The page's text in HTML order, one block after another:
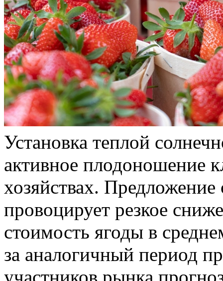
Установка теплой
активное плодоношение
хозяйствах. Предложение
провоцирует резкое
стоимость ягоды в
за аналогичный период